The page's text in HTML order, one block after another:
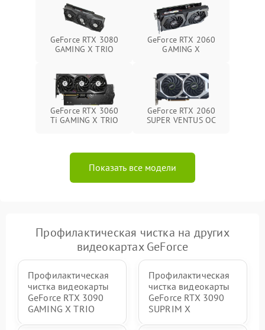
GeForce RTX 3080
GAMING X TRIO
GeForce RTX 2060
GAMING X
GeForce RTX 3060
Ti GAMING X TRIO
GeForce RTX 2060
SUPER VENTUS OC
Показать все модели
Профилактическая чистка на других
видеокартах GeForce
Профилактическая
чистка видеокарты
GeForce RTX 3090
GAMING X TRIO
Профилактическая
чистка видеокарты
GeForce RTX 3090
SUPRIM X